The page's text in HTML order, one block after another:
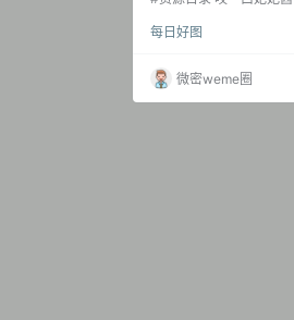
酱 微密圈 NO.001期 【
一口妃妃酱 微密圈
23.07.30 抖音 咬一口
4期 【3P4V】 抖音 咬
每日好图
微密weme圈